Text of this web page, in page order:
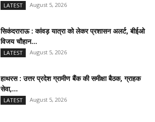
LATEST August 5, 2026
सिकंदराराऊ : कांवड़ यात्रा को लेकर प्रशासन अलर्ट, बीईओ
विजय चौहान...
LATEST August 5, 2026
हाथरस : उत्तर प्रदेश ग्रामीण बैंक की समीक्षा बैठक, ग्राहक
सेवा,...
LATEST August 5, 2026